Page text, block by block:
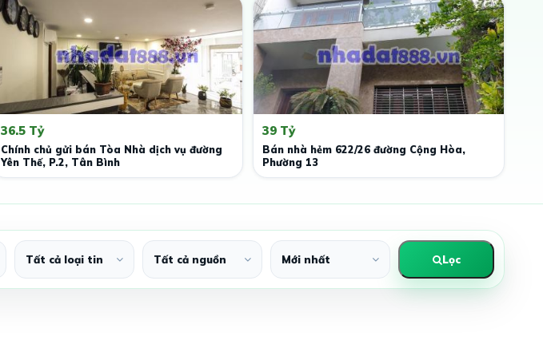
36.5 Tỷ
Chính chủ gửi bán Tòa Nhà dịch vụ đường
Yên Thế, P.2, Tân Bình
39 Tỷ
Bán nhà hẻm 622/26 đường Cộng Hòa,
Phường 13
Lọc